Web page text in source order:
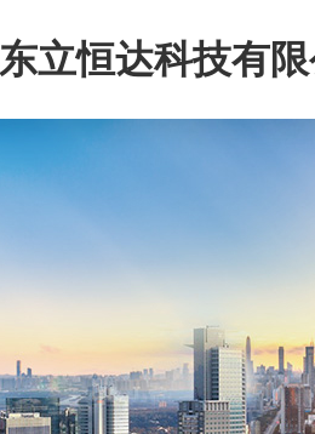
立恒达科技有